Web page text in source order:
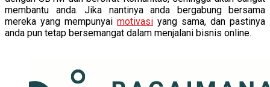
membantu anda. Jika nantinya anda bergabung bersama
mereka yang mempunyai motivasi yang sama, dan pastinya
anda pun tetap bersemangat dalam menjalani bisnis online.